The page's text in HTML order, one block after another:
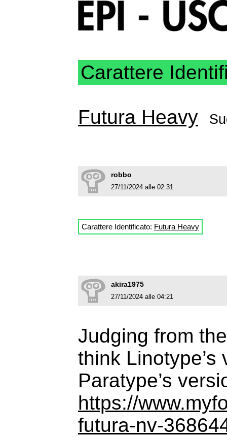
Carattere
Futura Heavy
robbo
27/11/2024 alle 02:31
Carattere Identificato: Futura Heavy
akira1975
27/11/2024 alle 04:21
Judging from
think
Paratype’s
https://
futura-nv-